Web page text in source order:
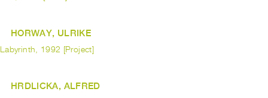
HORWAY, ULRIKE
Labyrinth, 1992 [Project]
HRDLICKA, ALFRED